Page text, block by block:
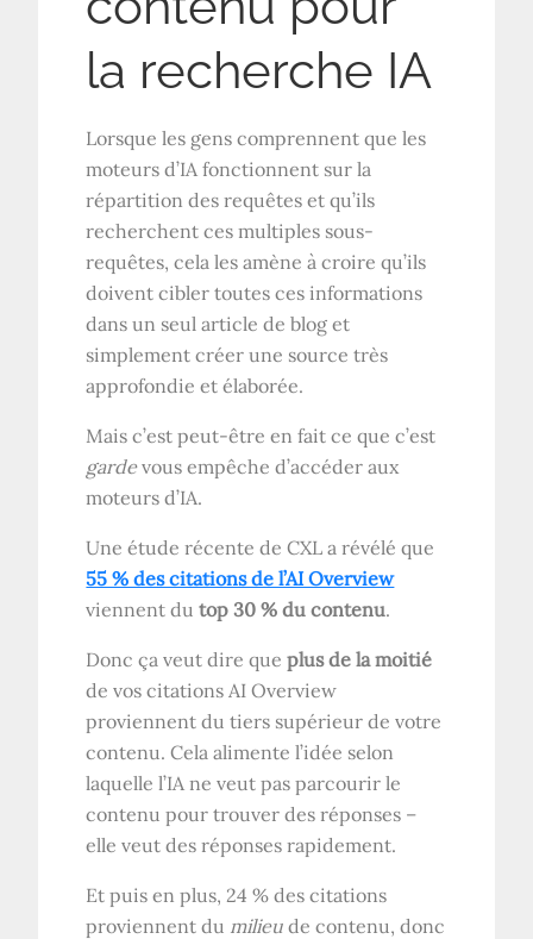
la recherche IA
Lorsque les gens comprennent que les
moteurs d’IA fonctionnent sur la
répartition des requêtes et qu’ils
recherchent ces multiples sous-
requêtes, cela les amène à croire qu’ils
doivent cibler toutes ces informations
dans un seul article de blog et
simplement créer une source très
approfondie et élaborée.
Mais c’est peut-être en fait ce que c’est
gardevous empêche d’accéder aux
moteurs d’IA.
Une étude récente de CXL a révélé que
55 % des citations de l’AI Overview
viennent dutop 30 % du contenu.
Donc ça veut dire queplus de la moitié
de vos citations AI Overview
proviennent du tiers supérieur de votre
contenu. Cela alimente l’idée selon
laquelle l’IA ne veut pas parcourir le
contenu pour trouver des réponses –
elle veut des réponses rapidement.
Et puis en plus, 24 % des citations
proviennent du milieu de contenu, donc